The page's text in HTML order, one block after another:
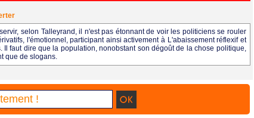
selon Talleyrand, il n'est pas étonnant de voir les politiciens se rouler
l'émotionnel, participant ainsi activement à L'abaissement réflexif et
faut dire que la population, nonobstant son dégoût de la chose politique,
que de slogans.